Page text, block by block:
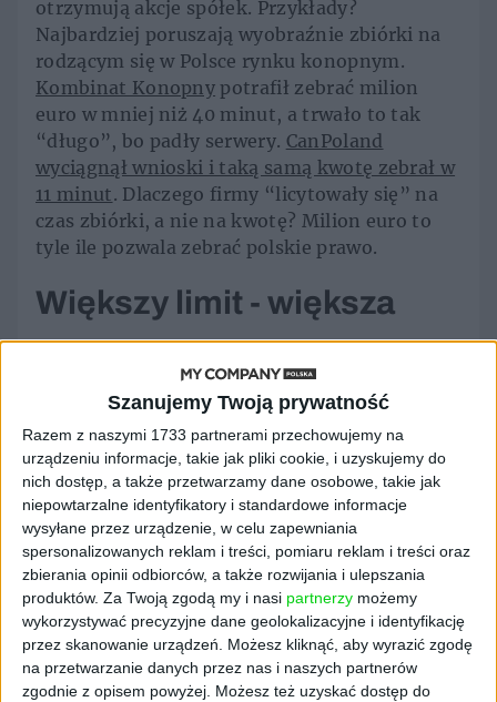
Szanujemy Twoją prywatność
Razem z naszymi 1733 partnerami przechowujemy na
urządzeniu informacje, takie jak pliki cookie, i uzyskujemy do
nich dostęp, a także przetwarzamy dane osobowe, takie jak
niepowtarzalne identyfikatory i standardowe informacje
wysyłane przez urządzenie, w celu zapewniania
spersonalizowanych reklam i treści, pomiaru reklam i treści oraz
zbierania opinii odbiorców, a także rozwijania i ulepszania
produktów. Za Twoją zgodą my i nasi partnerzy możemy
wykorzystywać precyzyjne dane geolokalizacyjne i identyfikację
przez skanowanie urządzeń. Możesz kliknąć, aby wyrazić zgodę
na przetwarzanie danych przez nas i naszych partnerów
zgodnie z opisem powyżej. Możesz też uzyskać dostęp do
otrzymują akcje spółek. Przykłady?
Najbardziej poruszają wyobraźnie zbiórki na
rodzącym się w Polsce rynku konopnym.
Kombinat Konopny potrafił zebrać milion
euro w mniej niż 40 minut, a trwało to tak
“długo”, bo padły serwery. CanPoland
wyciągnął wnioski i taką samą kwotę zebrał w
11 minut. Dlaczego firmy “licytowały się” na
czas zbiórki, a nie na kwotę? Milion euro to
tyle ile pozwala zebrać polskie prawo.
Większy limit - większa
kontrola
– Jednak to się zmieni, a pod koniec roku
mają wejść nowe regulacje dotyczące
finansowania społecznościowego dla
przedsięwzięć gospodarczych. W projekcie
ustawy limit został podniesiony z miliona
euro do aż pięciu. Jednak zanim dojdziemy do
maksymalnej kwoty będzie obowiązywała
stawka przejściowa w wysokości 2,5 mln euro.
Podwyższony limit będzie obowiązywał od
listopada 2023 roku – mówiMaciej Oniszczuk
z kancelarii Oniszczuk & Associates. I dodaje: